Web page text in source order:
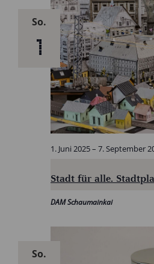
So.
1
Stadt für alle.
1. Juni 2025– 7. September
DAM Schaumainkai
So.